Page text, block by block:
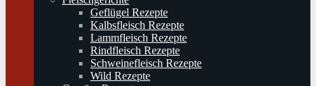
Geflügel Rezepte
Kalbsfleisch Rezepte
Lammfleisch Rezepte
Rindfleisch Rezepte
Schweinefleisch Rezepte
Wild Rezepte